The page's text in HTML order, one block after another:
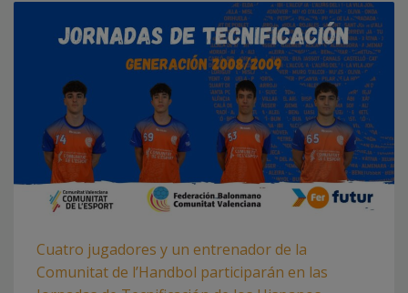
Cuatro jugadores y un entrenador de la
Comunitat de l’Handbol participarán en las